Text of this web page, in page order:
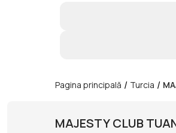
Pagina principală / Turcia /
MAJESTY CLUB